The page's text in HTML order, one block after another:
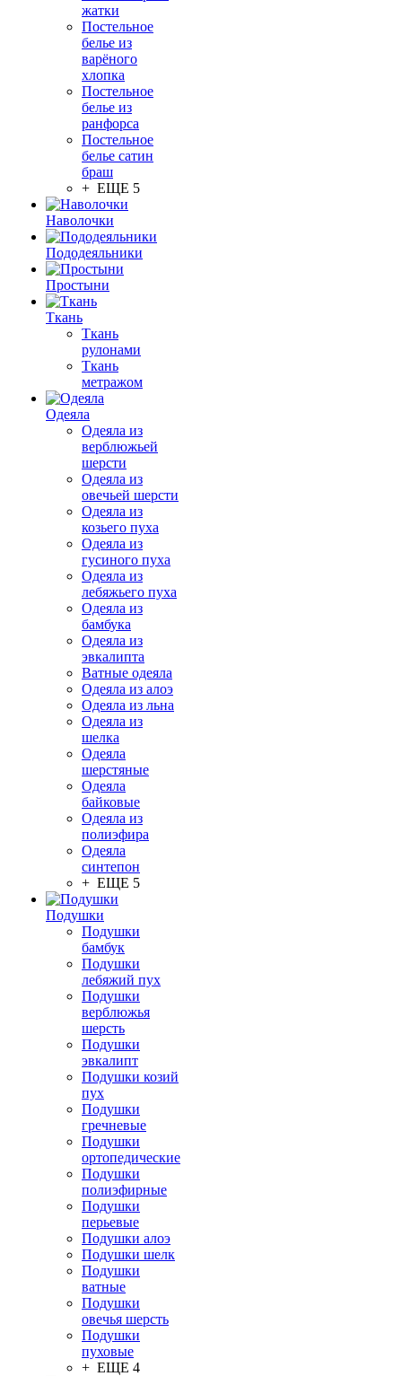
жатки
Постельное
белье из
варёного
хлопка
Постельное
белье из
ранфорса
Постельное
белье сатин
браш
+ ЕЩЕ 5
Наволочки
Пододеяльники
Простыни
Ткань
Ткань
рулонами
Ткань
метражом
Одеяла
Одеяла из
верблюжьей
шерсти
Одеяла из
овечьей шерсти
Одеяла из
козьего пуха
Одеяла из
гусиного пуха
Одеяла из
лебяжьего пуха
Одеяла из
бамбука
Одеяла из
эвкалипта
Ватные одеяла
Одеяла из алоэ
Одеяла из льна
Одеяла из
шелка
Одеяла
шерстяные
Одеяла
байковые
Одеяла из
полиэфира
Одеяла
синтепон
+ ЕЩЕ 5
Подушки
Подушки
бамбук
Подушки
лебяжий пух
Подушки
верблюжья
шерсть
Подушки
эвкалипт
Подушки козий
пух
Подушки
гречневые
Подушки
ортопедические
Подушки
полиэфирные
Подушки
перьевые
Подушки алоэ
Подушки шелк
Подушки
ватные
Подушки
овечья шерсть
Подушки
пуховые
+ ЕЩЕ 4